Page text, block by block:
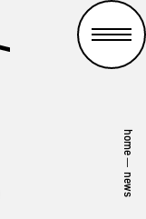
home
—
news